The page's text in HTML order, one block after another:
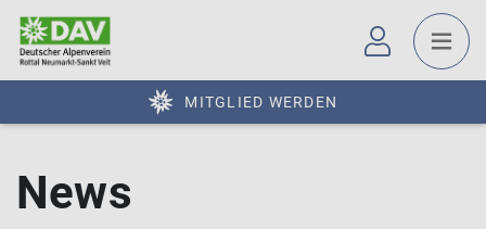
MITGLIED WERDEN
News